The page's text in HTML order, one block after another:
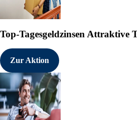
Top-Tagesgeldzinsen Attraktive
Zur Aktion